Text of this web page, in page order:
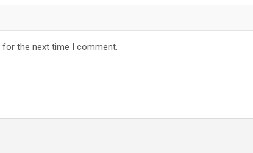
for the next time I comment.